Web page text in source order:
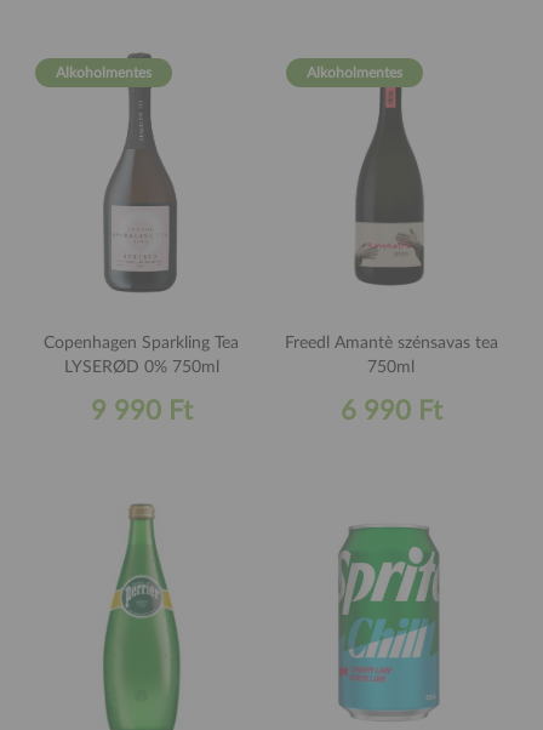
Alkoholmentes
Copenhagen Sparkling Tea
LYSERØD 0% 750ml
9 990 Ft
Alkoholmentes
Freedl Amantè szénsavas tea
750ml
6 990 Ft